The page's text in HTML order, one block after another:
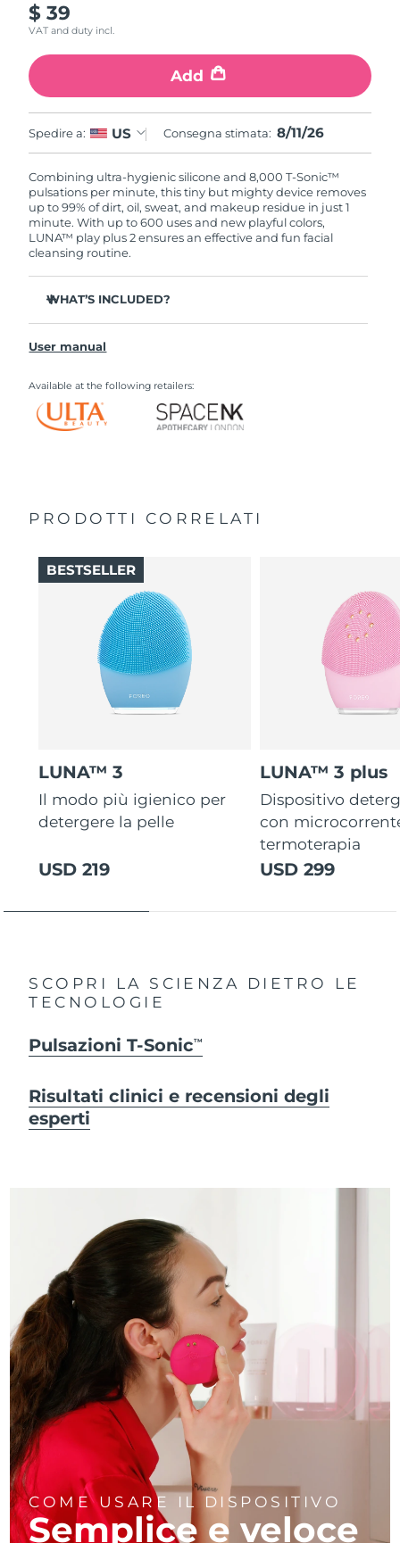
$ 39
VAT and duty incl.
Add
Spedire a: US Consegna stimata: 8/11/26
Combining ultra-hygienic silicone and 8,000 T-Sonic™
pulsations per minute, this tiny but mighty device removes
up to 99% of dirt, oil, sweat, and makeup residue in just 1
minute. With up to 600 uses and new playful colors,
LUNA™ play plus 2 ensures an effective and fun facial
cleansing routine.
WHAT’S INCLUDED?
Quick start guide
User manual
Available at the following retailers:
PRODOTTI CORRELATI
LUNA™ 3
Il modo più igienico per
detergere la pelle
USD 219
BESTSELLER
LUNA™ 3 plus
Dispositivo
con
termoterapia
USD 299
SCOPRI LA SCIENZA DIETRO LE
TECNOLOGIE
Pulsazioni T-SonicTM
Risultati clinici e recensioni degli
esperti
COME USARE IL DISPOSITIVO
Semplice e veloce